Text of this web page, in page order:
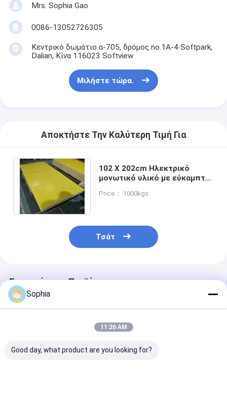
Mrs. Sophia Gao
0086-13052726305
Κεντρικό δωμάτιο α-705, δρόμος no.1A-4 Softpark,
Dalian, Κίνα 116023 Softview
Μιλήστε τώρα.
Αποκτήστε Την Καλύτερη Τιμή Για
102 X 202cm Ηλεκτρικό
μονωτικό υλικό με εύκαμπτη
≥ 340MPa
Price： 1000kgs
Τσάτ
Συνιστώμενα Προϊόντα
Sophia
11:26 AM
Good day, what product are you looking for?